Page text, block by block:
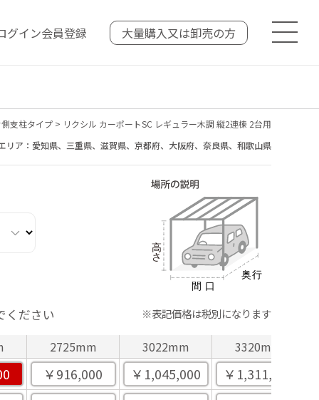
グイン会員登録 大量購入又は卸売の方
支柱タイプ> リクシル カーポートSC レギュラー木調 縦2連棟 2台用
リア：愛知県、三重県、滋賀県、京都府、大阪府、奈良県、和歌山県
ください ※表記価格は税別になります
2725mm 3022mm 3320mm
￥916,000 ￥1,045,000
￥1,311,000